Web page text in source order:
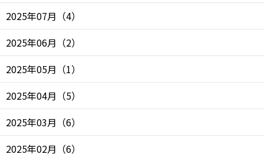
2025年07月 （4）
2025年06月 （2）
2025年05月 （1）
2025年04月 （5）
2025年03月 （6）
2025年02月 （6）